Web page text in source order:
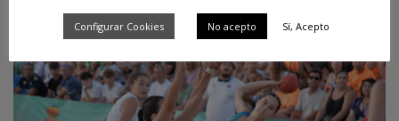
Configurar Cookies No acepto Sí, Acepto